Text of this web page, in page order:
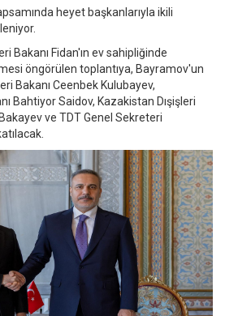
heyet başkanlarıyla ikili
Bakanı Fidan'ın ev sahipliğinde
öngörülen toplantıya, Bayramov'un
Bakanı Ceenbek Kulubayev,
Bahtiyor Saidov, Kazakistan Dışişleri
ve TDT Genel Sekreteri